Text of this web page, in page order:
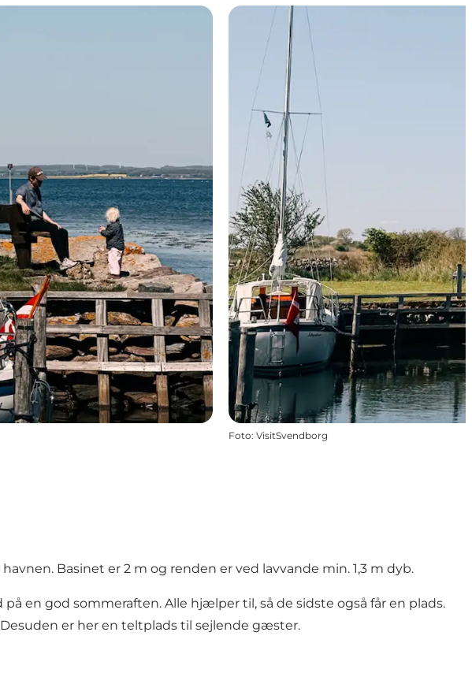
Foto: VisitSvendborg
Basinet er 2 m og renden er ved lavvande min. 1,3 m dyb.
en god sommeraften. Alle hjælper til, så de sidste også får en plads.
er her en teltplads til sejlende gæster.